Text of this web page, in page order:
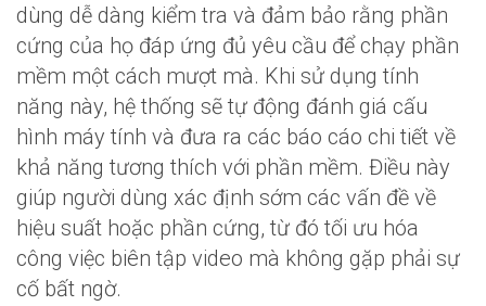
dùng dễ dàng kiểm tra và đảm bảo rằng phần
cứng của họ đáp ứng đủ yêu cầu để chạy phần
mềm một cách mượt mà. Khi sử dụng tính
năng này, hệ thống sẽ tự động đánh giá cấu
hình máy tính và đưa ra các báo cáo chi tiết về
khả năng tương thích với phần mềm. Điều này
giúp người dùng xác định sớm các vấn đề về
hiệu suất hoặc phần cứng, từ đó tối ưu hóa
công việc biên tập video mà không gặp phải sự
cố bất ngờ.